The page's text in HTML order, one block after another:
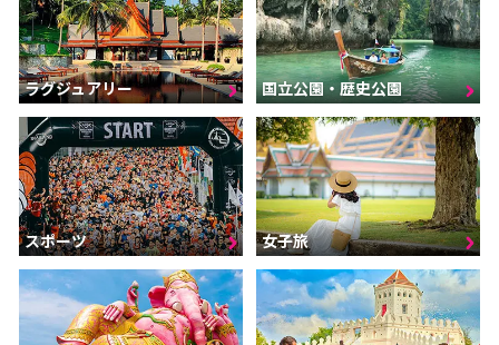
ラグジュアリー 国立公園・歴史公園
スポーツ 女子旅